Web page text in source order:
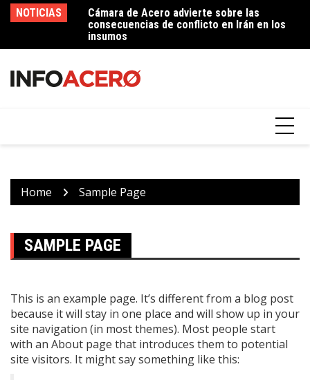
SkipNOTICIAS
Cámara de Acero advierte sobre las
consecuencias de conflicto en Irán en los
insumos
Imperial Soluciones de Acero – 50 años
contribuyendo al desarrollo del sector
ferretero
Home Sample Page
SAMPLE PAGE
This is an example page. It’s different from a blog post
because it will stay in one place and will show up in your
site navigation (in most themes). Most people start
with an About page that introduces them to potential
site visitors. It might say something like this: